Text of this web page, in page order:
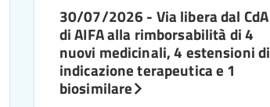
30/07/2026 - Via libera dal CdA
di AIFA alla rimborsabilità di 4
nuovi medicinali, 4 estensioni di
indicazione terapeutica e 1
biosimilare